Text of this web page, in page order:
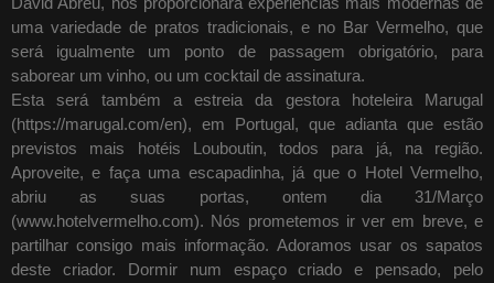
uma variedade de pratos tradicionais, e no Bar Vermelho, que
será igualmente um ponto de passagem obrigatório, para
saborear um vinho, ou um cocktail de assinatura.
Esta será também a estreia da gestora hoteleira Marugal
(https://marugal.com/en), em Portugal, que adianta que estão
previstos mais hotéis Louboutin, todos para já, na região.
Aproveite, e faça uma escapadinha, já que o Hotel Vermelho,
abriu as suas portas, ontem dia 31/Março
(www.hotelvermelho.com). Nós prometemos ir ver em breve, e
partilhar consigo mais informação. Adoramos usar os sapatos
deste criador. Dormir num espaço criado e pensado, pelo